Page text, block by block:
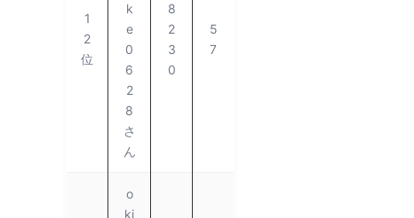
1
2
位
k
e
0
6
2
8
さ
ん
8
2
3
0
5
7
o
ki